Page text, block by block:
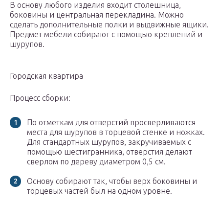
В основу любого изделия входит столешница,
боковины и центральная перекладина. Можно
сделать дополнительные полки и выдвижные ящики.
Предмет мебели собирают с помощью креплений и
шурупов.
Городская квартира
Процесс сборки:
По отметкам для отверстий просверливаются
места для шурупов в торцевой стенке и ножках.
Для стандартных шурупов, закручиваемых с
помощью шестигранника, отверстия делают
сверлом по дереву диаметром 0,5 см.
Основу собирают так, чтобы верх боковины и
торцевых частей был на одном уровне.